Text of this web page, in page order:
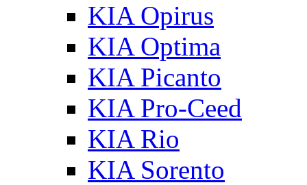
KIA Opirus
KIA Optima
KIA Picanto
KIA Pro-Ceed
KIA Rio
KIA Sorento